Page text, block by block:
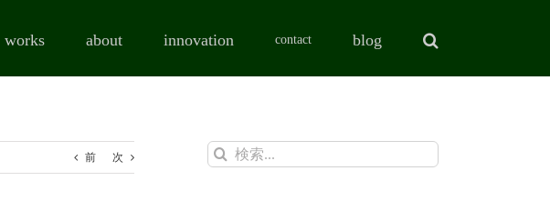
works about innovation contact blog
前 次
検